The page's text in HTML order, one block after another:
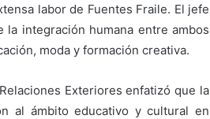
labor de Fuentes Fraile. El jefe
integración humana entre ambos
moda y formación creativa.
Exteriores enfatizó que la
al ámbito educativo y cultural en